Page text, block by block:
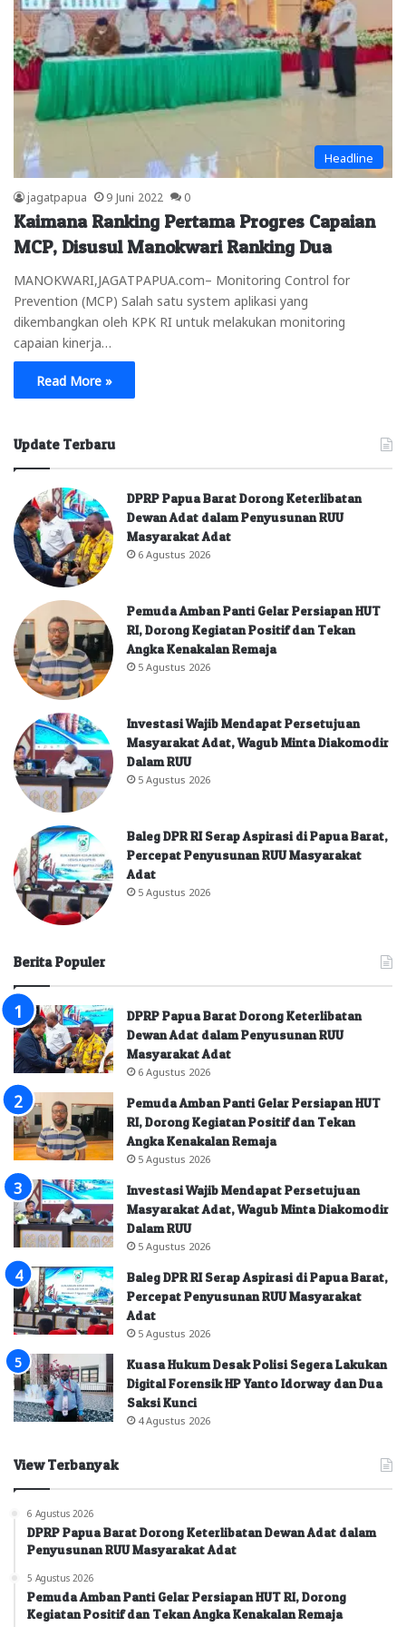
Headline
jagatpapua 9 Juni 2022 0
Kaimana Ranking Pertama Progres Capaian
MCP, Disusul Manokwari Ranking Dua
MANOKWARI,JAGATPAPUA.com– Monitoring Control for
Prevention (MCP) Salah satu system aplikasi yang
dikembangkan oleh KPK RI untuk melakukan monitoring
capaian kinerja…
Read More »
Update Terbaru
DPRP Papua Barat Dorong Keterlibatan
Dewan Adat dalam Penyusunan RUU
Masyarakat Adat
6 Agustus 2026
Pemuda Amban Panti Gelar Persiapan HUT
RI, Dorong Kegiatan Positif dan Tekan
Angka Kenakalan Remaja
5 Agustus 2026
Investasi Wajib Mendapat Persetujuan
Masyarakat Adat, Wagub Minta Diakomodir
Dalam RUU
5 Agustus 2026
Baleg DPR RI Serap Aspirasi di Papua Barat,
Percepat Penyusunan RUU Masyarakat
Adat
5 Agustus 2026
Berita Populer
DPRP Papua Barat Dorong Keterlibatan
Dewan Adat dalam Penyusunan RUU
Masyarakat Adat
6 Agustus 2026
Pemuda Amban Panti Gelar Persiapan HUT
RI, Dorong Kegiatan Positif dan Tekan
Angka Kenakalan Remaja
5 Agustus 2026
Investasi Wajib Mendapat Persetujuan
Masyarakat Adat, Wagub Minta Diakomodir
Dalam RUU
5 Agustus 2026
Baleg DPR RI Serap Aspirasi di Papua Barat,
Percepat Penyusunan RUU Masyarakat
Adat
5 Agustus 2026
Kuasa Hukum Desak Polisi Segera Lakukan
Digital Forensik HP Yanto Idorway dan Dua
Saksi Kunci
4 Agustus 2026
View Terbanyak
6 Agustus 2026
DPRP Papua Barat Dorong Keterlibatan Dewan Adat dalam
Penyusunan RUU Masyarakat Adat
5 Agustus 2026
Pemuda Amban Panti Gelar Persiapan HUT RI, Dorong
Kegiatan Positif dan Tekan Angka Kenakalan Remaja